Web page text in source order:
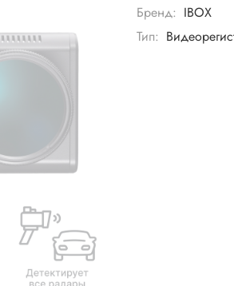
Бренд: IBOX
Тип: